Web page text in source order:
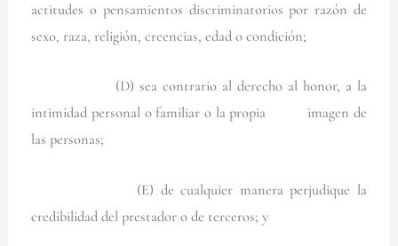
actitudes o pensamientos discriminatorios por razón de
sexo, raza, religión, creencias, edad o condición;
(D) sea contrario al derecho al honor, a la
intimidad personal o familiar o la propia imagen de
las personas;
(E) de cualquier manera perjudique la
credibilidad del prestador o de terceros; y